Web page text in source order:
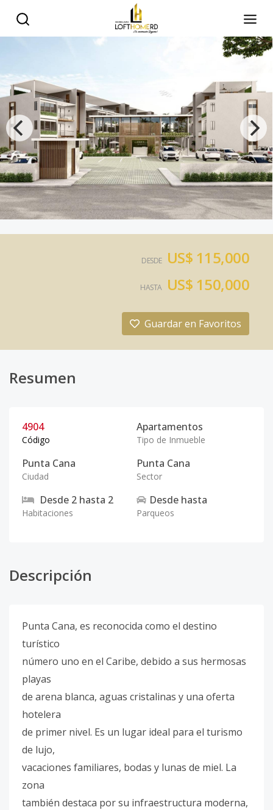
DESDE US$ 115,000
HASTA US$ 150,000
Guardar en Favoritos
Resumen
4904
Código
Apartamentos
Tipo de Inmueble
Punta Cana
Ciudad
Punta Cana
Sector
Desde 2 hasta 2
Habitaciones
Desde hasta
Parqueos
Descripción
Punta Cana, es reconocida como el destino
turístico
número uno en el Caribe, debido a sus hermosas
playas
de arena blanca, aguas cristalinas y una oferta
hotelera
de primer nivel. Es un lugar ideal para el turismo
de lujo,
vacaciones familiares, bodas y lunas de miel. La
zona
también destaca por su infraestructura moderna,